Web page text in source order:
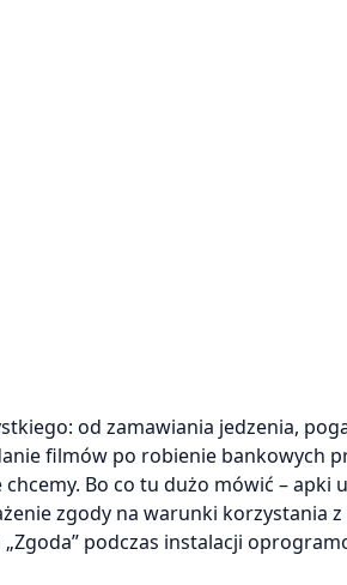
od zamawiania jedzenia,
filmów po robienie bankowych
Bo co tu dużo mówić – apki
zgody na warunki korzystania
podczas instalacji